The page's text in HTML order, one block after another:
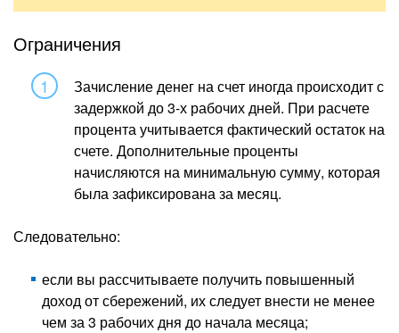
Ограничения
Зачисление денег на счет иногда происходит с
задержкой до 3-х рабочих дней. При расчете
процента учитывается фактический остаток на
счете. Дополнительные проценты
начисляются на минимальную сумму, которая
была зафиксирована за месяц.
Следовательно:
если вы рассчитываете получить повышенный
доход от сбережений, их следует внести не менее
чем за 3 рабочих дня до начала месяца;